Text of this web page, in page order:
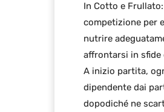
In Cotto e
competizione per
nutrire
affrontarsi in sfide
A inizio partita,
dipendente dai
dopodiché ne